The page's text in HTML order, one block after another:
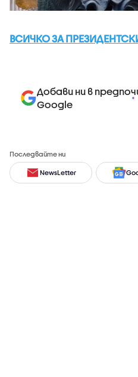
ВСИЧКО ЗА
Добави ни в
Google
Последвайте ни
NewsLetter